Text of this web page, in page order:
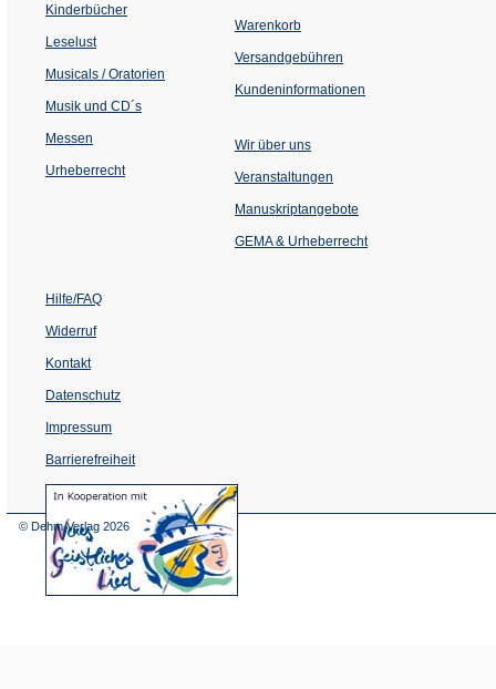
Kinderbücher
Leselust
Musicals / Oratorien
Musik und CD´s
Messen
Urheberrecht
Warenkorb
Versandgebühren
Kundeninformationen
Wir über uns
Veranstaltungen
einem
Tab)
Manuskriptangebote
GEMA & Urheberrecht
Hilfe/FAQ
Widerruf
Kontakt
Datenschutz
Impressum
Barrierefreiheit
(Öffnet
in
© Dehm Verlag 2026